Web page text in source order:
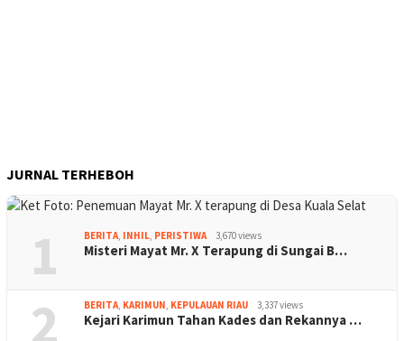
JURNAL TERHEBOH
1 BERITA, INHIL, PERISTIWA 3,670 views
Misteri Mayat Mr. X Terapung di Sungai B…
2 BERITA, KARIMUN, KEPULAUAN RIAU 3,337 views
Kejari Karimun Tahan Kades dan Rekannya …